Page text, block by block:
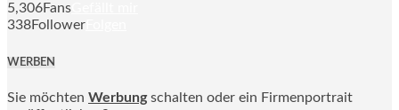
5,306Fans
338Follower
WERBEN
Sie möchten Werbung schalten oder ein Firmenportrait